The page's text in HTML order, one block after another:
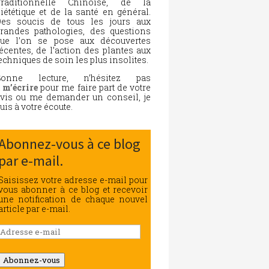
et de la santé en général.
soucis de tous les jours aux
pathologies, des questions
l’on se pose aux découvertes
de l’action des plantes aux
de soin les plus insolites.
lecture, n’hésitez pas
m’écrire pour me faire part de votre
ou me demander un conseil, je
à votre écoute.
vous à ce blog
par e-mail.
votre adresse e-mail pour
abonner à ce blog et recevoir
notification de chaque nouvel
par e-mail.
Abonnez-vous